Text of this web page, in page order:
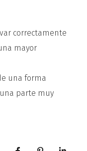
correctamente
mayor
una forma
parte muy